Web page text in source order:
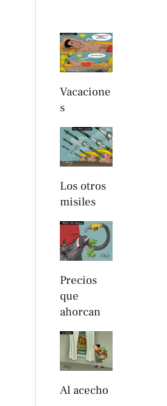
Vacacione
s
Los otros
misiles
Precios
que
ahorcan
Al acecho